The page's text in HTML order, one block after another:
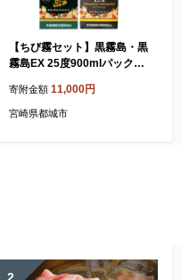
【ちび霧セット】黒霧島・黒
霧島EX 25度900mlパック各
_11-M8-006-Q
寄附金額 11,000円
宮崎県都城市
2